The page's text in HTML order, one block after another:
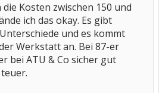
Kosten zwischen 150 und
ich das okay. Es gibt
und es kommt
Werkstatt an. Bei 87-er
bei ATU & Co sicher gut